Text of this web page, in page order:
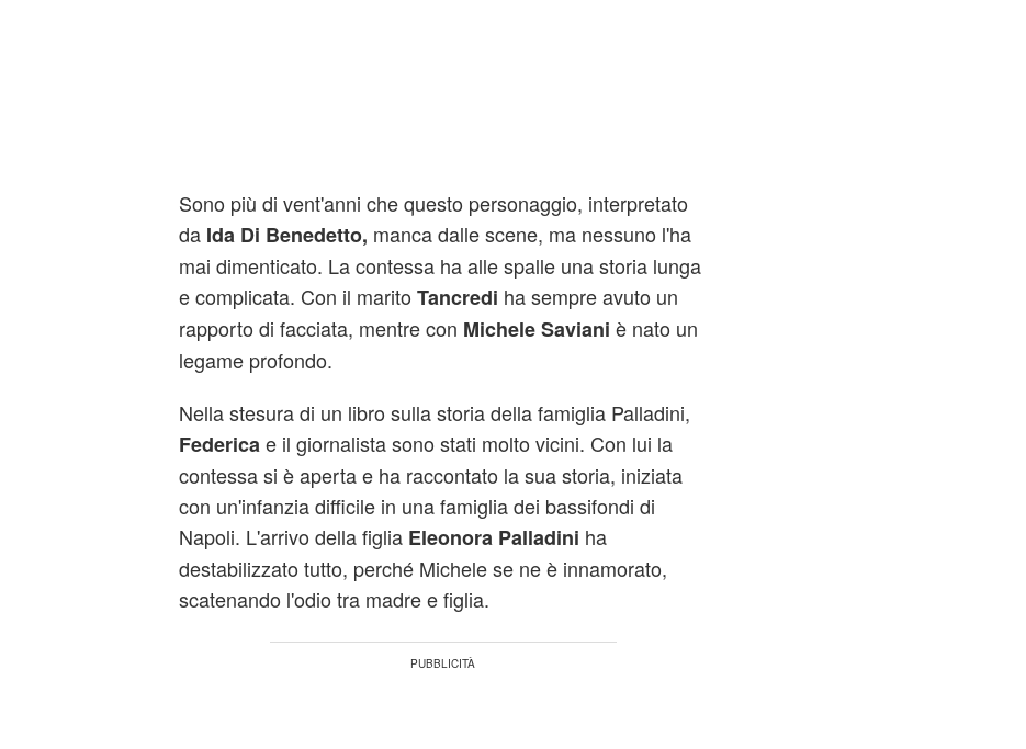
Sono più di vent'anni che questo personaggio, interpretato
da Ida Di Benedetto, manca dalle scene, ma nessuno l'ha
mai dimenticato. La contessa ha alle spalle una storia lunga
e complicata. Con il marito Tancredi ha sempre avuto un
rapporto di facciata, mentre con Michele Saviani è nato un
legame profondo.
Nella stesura di un libro sulla storia della famiglia Palladini,
Federica e il giornalista sono stati molto vicini. Con lui la
contessa si è aperta e ha raccontato la sua storia, iniziata
con un'infanzia difficile in una famiglia dei bassifondi di
Napoli. L'arrivo della figlia Eleonora Palladini ha
destabilizzato tutto, perché Michele se ne è innamorato,
scatenando l'odio tra madre e figlia.